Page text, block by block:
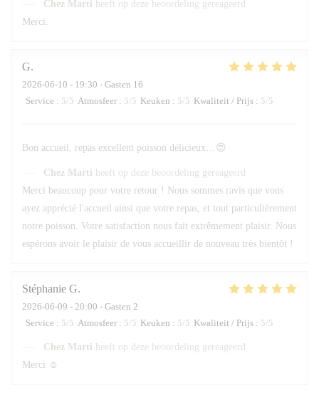
Chez Marti heeft op deze beoordeling gereageerd
Merci.
G
2026-06-10 - 19:30 - Gasten 16
Service : 5/5 Atmosfeer : 5/5 Keuken : 5/5 Kwaliteit / Prijs : 5/5
Bon accueil, repas excellent poisson délicieux…😍
Chez Marti heeft op deze beoordeling gereageerd
Merci beaucoup pour votre retour ! Nous sommes ravis que vous
ayez apprécié l'accueil ainsi que votre repas, et tout particulièrement
notre poisson. Votre satisfaction nous fait extrêmement plaisir. Nous
espérons avoir le plaisir de vous accueillir de nouveau très bientôt !
Stéphanie G
2026-06-09 - 20:00 - Gasten 2
Service : 5/5 Atmosfeer : 5/5 Keuken : 5/5 Kwaliteit / Prijs : 5/5
Chez Marti heeft op deze beoordeling gereageerd
Merci ☺️